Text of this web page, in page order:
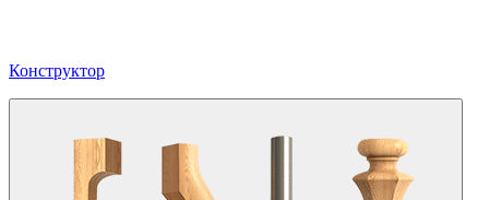
Конструктор